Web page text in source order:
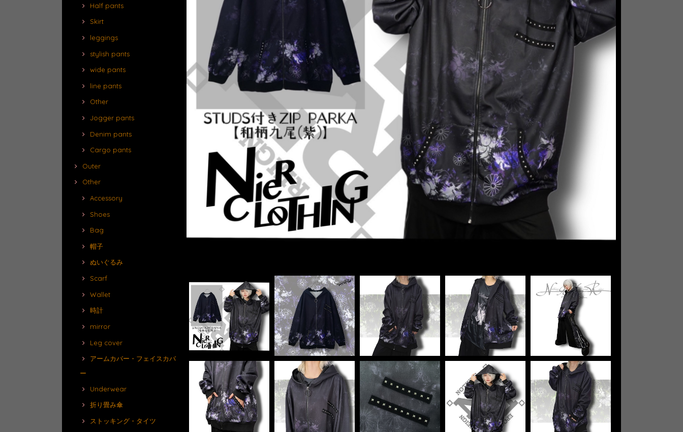
Half pants
Skirt
leggings
stylish pants
wide pants
line pants
Other
Jogger pants
Denim pants
Cargo pants
Outer
Other
Accessory
Shoes
Bag
帽子
ぬいぐるみ
Scarf
Wallet
時計
mirror
Leg cover
アームカバー・フェイスカバ
ー
Underwear
折り畳み傘
ストッキング・タイツ